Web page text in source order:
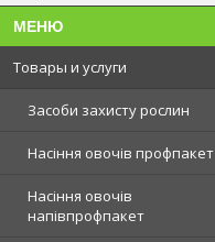
Товары и услуги
Засоби захисту рослин
Насіння овочів профпакет
Насіння овочів
напівпрофпакет